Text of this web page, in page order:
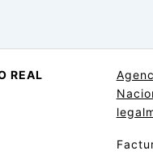
REAL